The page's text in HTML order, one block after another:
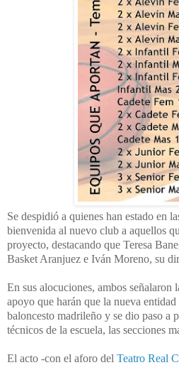
Se despidió a quienes han estado en
bienvenida al nuevo club a aquellos
proyecto, destacando que Teresa
Basket Aranjuez e Iván Moreno, su
En sus alocuciones, ambos señalaron
apoyo que harán que la nueva
baloncesto madrileño y se dio paso a
técnicos de la escuela, las secciones
El acto -con el aforo del Teatro Real